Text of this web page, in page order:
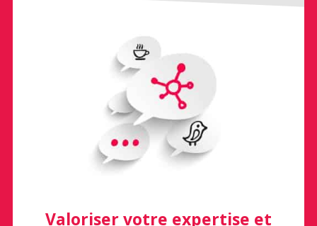
Valoriser votre expertise et